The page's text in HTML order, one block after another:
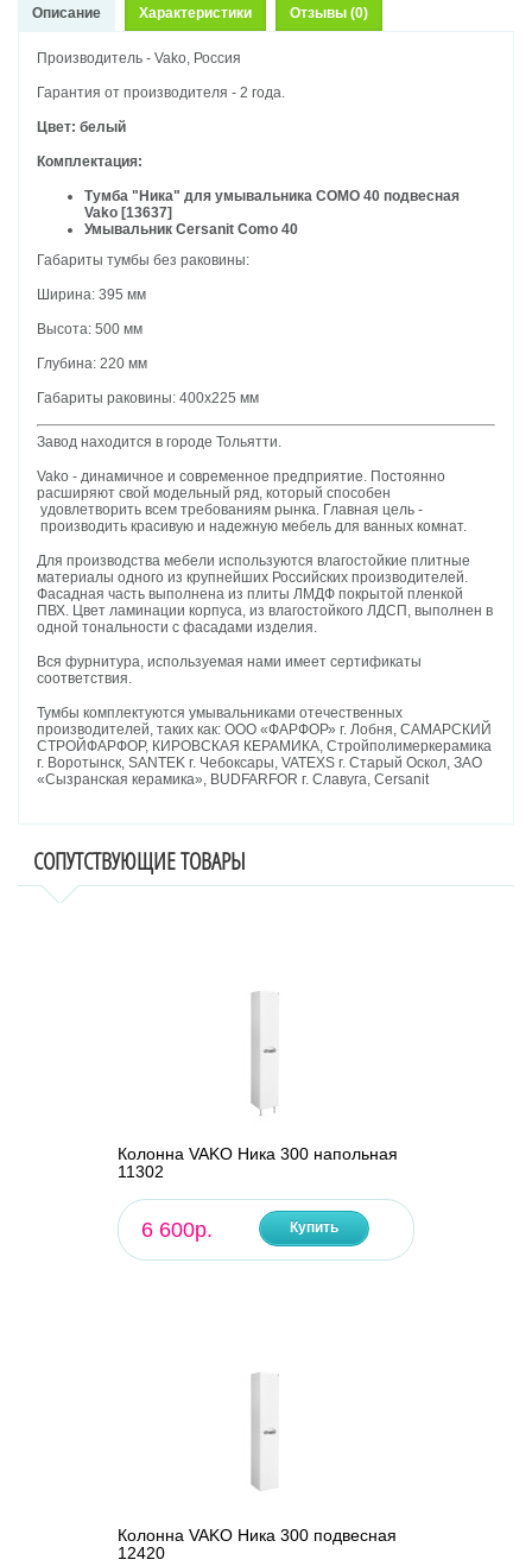
Описание Характеристики Отзывы (0)
Производитель - Vako, Россия
Гарантия от производителя - 2 года.
Цвет: белый
Комплектация:
Тумба "Ника" для умывальника COMO 40 подвесная
Vako [13637]
Умывальник Cersanit Como 40
Габариты тумбы без раковины:
Ширина: 395 мм
Высота: 500 мм
Глубина: 220 мм
Габариты раковины: 400х225 мм
Завод находится в городе Тольятти.
Vako - динамичное и современное предприятие. Постоянно
расширяют свой модельный ряд, который способен
удовлетворить всем требованиям рынка. Главная цель -
производить красивую и надежную мебель для ванных комнат.
Для производства мебели используются влагостойкие плитные
материалы одного из крупнейших Российских производителей.
Фасадная часть выполнена из плиты ЛМДФ покрытой пленкой
ПВХ. Цвет ламинации корпуса, из влагостойкого ЛДСП, выполнен в
одной тональности с фасадами изделия.
Вся фурнитура, используемая нами имеет сертификаты
соответствия.
Тумбы комплектуются умывальниками отечественных
производителей, таких как: ООО «ФАРФОР» г. Лобня, САМАРСКИЙ
СТРОЙФАРФОР, КИРОВСКАЯ КЕРАМИКА, Стройполимеркерамика
г. Воротынск, SANTEK г. Чебоксары, VATEXS г. Старый Оскол, ЗАО
«Сызранская керамика», BUDFARFOR г. Славуга, Cersanit
СОПУТСТВУЮЩИЕ ТОВАРЫ
Колонна VAKO Ника 300 напольная
11302
6 600р. Купить
Колонна VAKO Ника 300 подвесная
12420